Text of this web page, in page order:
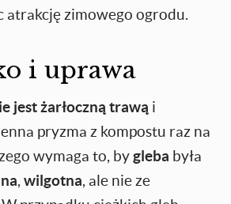
atrakcję zimowego ogrodu.
i uprawa
jest żarłoczną trawą i
pryzma z kompostu raz na
wymaga to, bygleba była
, wilgotna, ale nie ze